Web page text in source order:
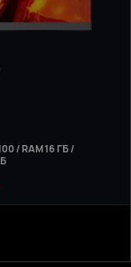
/ RAM 16 ГБ /